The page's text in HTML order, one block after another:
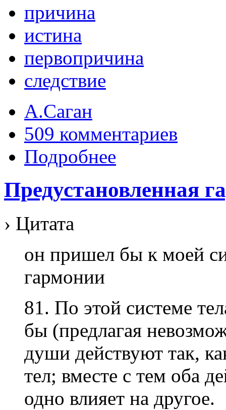
причина
истина
первопричина
следствие
А.Саган
509 комментариев
Подробнее
Предустановленная
› Цитата
он пришел бы к моей
гармонии
81. По этой системе
бы (предлагая
души действуют так,
тел; вместе с тем оба
одно влияет на другое.